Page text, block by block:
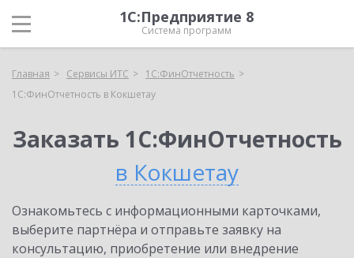
1С:Предприятие 8
Система программ
Главная Сервисы ИТС
1С:ФинОтчетность
1С:ФинОтчетность в Кокшетау
Заказать 1С:ФинОтчетность
в Кокшетау
Ознакомьтесь с информационными карточками,
выберите партнёра и отправьте заявку на
консультацию, приобретение или внедрение